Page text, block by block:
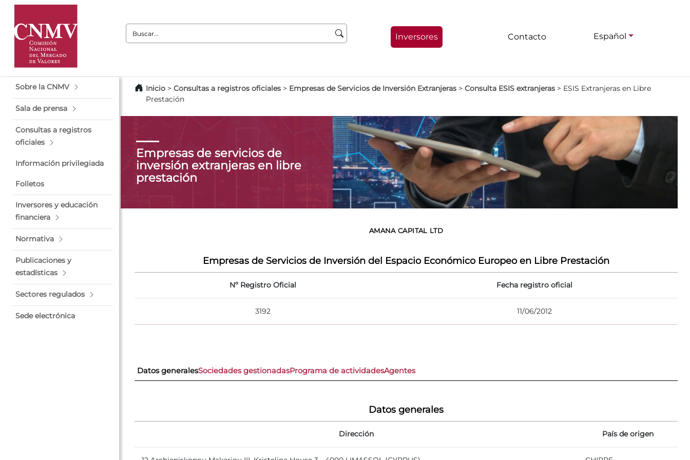
Buscar:
Inversores Contacto Español
Sobre la CNMV
Sala de prensa
Consultas a registros
oficiales
Información privilegiada
Folletos
Inversores y educación
financiera
Normativa
Publicaciones y
estadísticas
Sectores regulados
Sede electrónica
Inicio > Consultas a registros oficiales > Empresas de Servicios de Inversión Extranjeras > Consulta ESIS extranjeras > ESIS Extranjeras en Libre
Prestación
Empresas de servicios de
inversión extranjeras en libre
prestación
AMANA CAPITAL LTD
Empresas de Servicios de Inversión del Espacio Económico Europeo en Libre Prestación
Nº Registro Oficial Fecha registro oficial
3192 11/06/2012
Datos generalesSociedades gestionadasPrograma de actividadesAgentes
Datos generales
Dirección País de origen